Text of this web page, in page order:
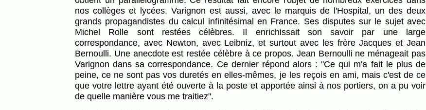
nos collèges et lycées. Varignon est aussi, avec le marquis de l'Hospital, un des deux
grands propagandistes du calcul infinitésimal en France. Ses disputes sur le sujet avec
Michel Rolle sont restées célèbres. Il enrichissait son savoir par une large
correspondance, avec Newton, avec Leibniz, et surtout avec les frère Jacques et Jean
Bernoulli. Une anecdote est restée célèbre à ce propos. Jean Bernoulli ne ménageait pas
Varignon dans sa correspondance. Ce dernier répond alors : "Ce qui m'a fait le plus de
peine, ce ne sont pas vos duretés en elles-mêmes, je les reçois en ami, mais c'est de ce
que votre lettre ayant été ouverte à la poste et apportée ainsi à nos portiers, on a pu voir
de quelle manière vous me traitiez".